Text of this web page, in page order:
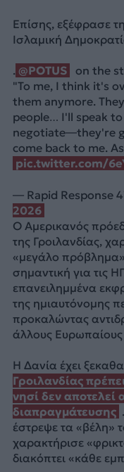
Επίσης, εξέφρασε
Ισλαμική
. @POTUS
on the
"To me, I think it's
them anymore.
people… I'll speak
negotiate—they're
come back to me.
pic.twitter.com/
— Rapid Response
2026
Ο Αμερικανός
της Γροιλανδίας,
«μεγάλο πρόβλημα»
σημαντική για τις
επανειλημμένα
της ημιαυτόνομης
προκαλώντας
άλλους
Η Δανία έχει
Γροιλανδίας
νησί δεν αποτελεί
διαπραγμάτευσης
έστρεψε τα «βέλη»
χαρακτήρισε
διακόπτει «κάθε